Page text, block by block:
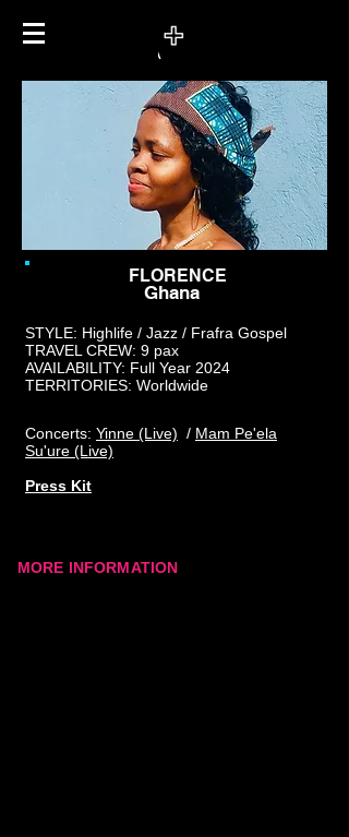
FLORENCE
Ghana
STYLE: Highlife / Jazz / Frafra Gospel
TRAVEL CREW: 9 pax
AVAILABILITY: Full Year 2024
TERRITORIES: Worldwide
Concerts: Yinne (Live) / Mam Pe'ela
Su'ure (Live)
Press Kit
MORE INFORMATION